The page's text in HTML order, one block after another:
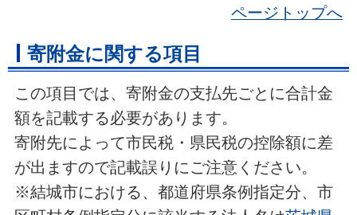
ページトップへ
寄附金に関する項目
この項目では、寄附金の支払先ごとに合計金
額を記載する必要があります。
寄附先によって市民税・県民税の控除額に差
が出ますので記載誤りにご注意ください。
※結城市における、都道府県条例指定分、市